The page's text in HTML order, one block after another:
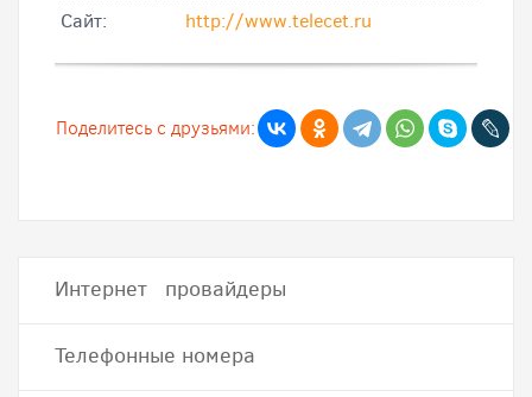
Cайт:
http://www.telecet.ru
Поделитесь с друзьями:
Интернет провайдеры
Телефонные номера